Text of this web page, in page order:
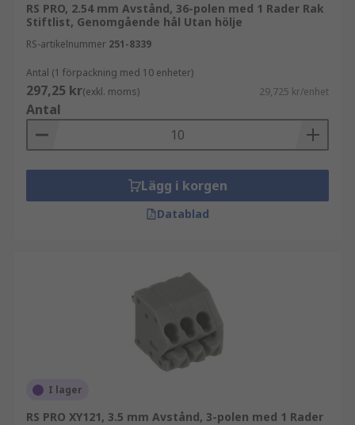
RS PRO, 2.54 mm Avstånd, 36-polen med 1 Rader Rak
Stiftlist, Genomgående hål Utan hölje
RS-artikelnummer 251-8339
Antal (1 förpackning med 10 enheter)
297,25 kr(exkl. moms) 29,725 kr/enhet
Antal
Lägg i korgen
Datablad
I lager
RS PRO XY121, 3.5 mm Avstånd, 3-polen med 1 Rader